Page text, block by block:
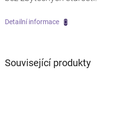
Detailní informace
Související produkty